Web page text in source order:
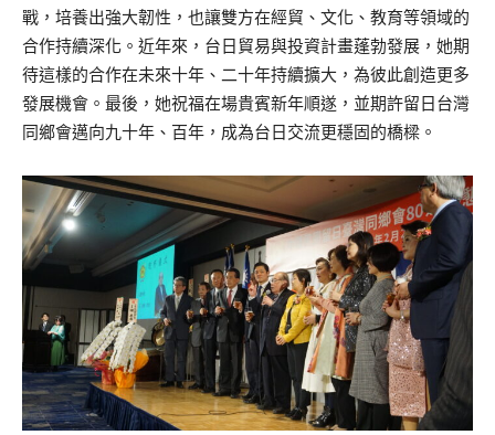
戰，培養出強大韌性，也讓雙方在經貿、文化、教育等領域的
合作持續深化。近年來，台日貿易與投資計畫蓬勃發展，她期
待這樣的合作在未來十年、二十年持續擴大，為彼此創造更多
發展機會。最後，她祝福在場貴賓新年順遂，並期許留日台灣
同鄉會邁向九十年、百年，成為台日交流更穩固的橋樑。